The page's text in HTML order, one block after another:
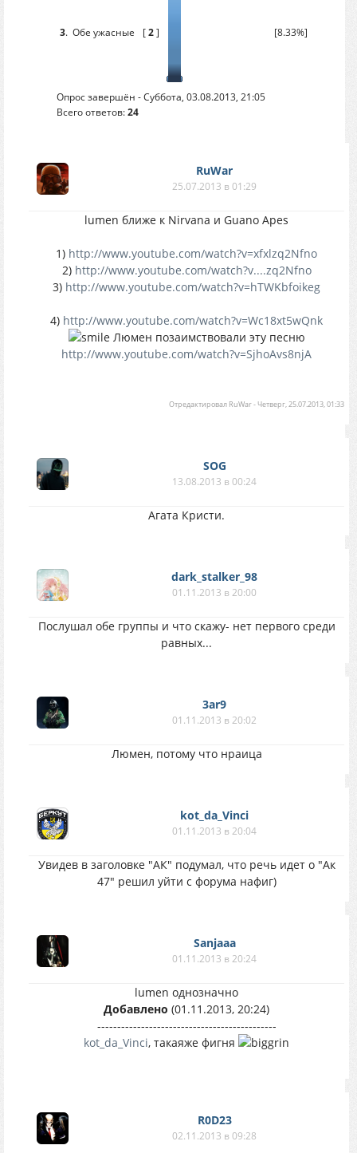
3. Обе ужасные [2] [8.33%]
Опрос завершён - Суббота, 03.08.2013, 21:05
Всего ответов:24
RuWar
25.07.2013 в 01:29
lumen ближе к Nirvana и Guano Apes
1) http://www.youtube.com/watch?v=xfxlzq2Nfno
2) http://www.youtube.com/watch?v....zq2Nfno
3) http://www.youtube.com/watch?v=hTWKbfoikeg
4) http://www.youtube.com/watch?v=Wc18xt5wQnk
Люмен позаимствовали эту песню
http://www.youtube.com/watch?v=SjhoAvs8njA
Отредактировал RuWar-Четверг, 25.07.2013, 01:33
SOG
13.08.2013 в 00:24
Агата Кристи.
dark_stalker_98
01.11.2013 в 20:00
Послушал обе группы и что скажу- нет первого среди
равных...
3ar9
01.11.2013 в 20:02
Люмен, потому что нраица
kot_da_Vinci
01.11.2013 в 20:04
Увидев в заголовке "АК" подумал, что речь идет о "Ак
47" решил уйти с форума нафиг)
Sanjaaa
01.11.2013 в 20:24
lumen однозначно
Добавлено (01.11.2013, 20:24)
---------------------------------------------
kot_da_Vinci, такаяже фигня
R0D23
02.11.2013 в 09:28